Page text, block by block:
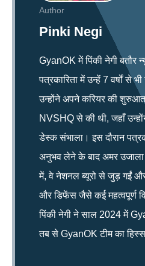
Author
Pinki Negi
GyanOK में पिंकी नेगी बतौर
पत्रकारिता में उन्हें 7 वर्षों से
उन्होंने अपने करियर की
NVSHQ से की थी, जहाँ
डेस्क संभाला। इस दौरान
अनुभव लेने के बाद अमर उजाला
में, वे नेशनल ब्यूरो से जुड़ गईं
और डिफेंस जैसे कई महत्वपूर्ण
पिंकी नेगी ने साल 2024 में
तब से GyanOK टीम का